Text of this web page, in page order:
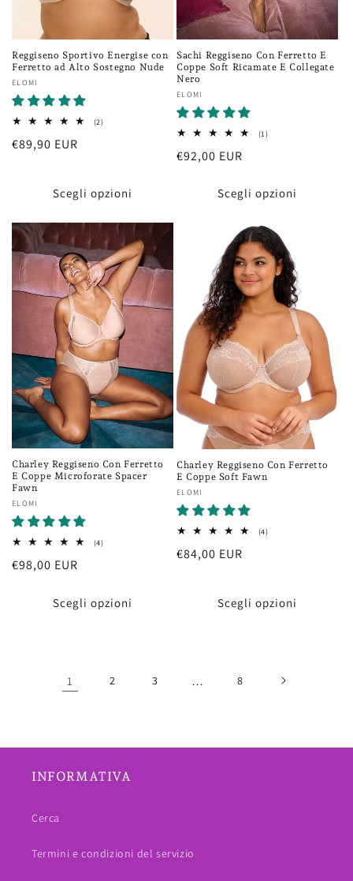
Reggiseno Sportivo Energise con
Ferretto ad Alto Sostegno Nude
Fornitore:
ELOMI
(2)2
Prezzo
€89,90 EUR
Scegli opzioni
Sachi Reggiseno Con Ferretto E
Coppe Soft Ricamate E Collegate
Nero
Fornitore:
ELOMI
(1)1
Prezzo
€92,00 EUR
Scegli opzioni
Charley Reggiseno Con Ferretto
E Coppe Microforate Spacer
Fawn
Fornitore:
ELOMI
(4)4
Prezzo
€98,00 EUR
Scegli opzioni
Charley Reggiseno Con Ferretto
E Coppe Soft Fawn
Fornitore:
ELOMI
(4)4
Prezzo
€84,00 EUR
Scegli opzioni
1 2 3 … 8
INFORMATIVA
Cerca
Termini e condizioni del servizio